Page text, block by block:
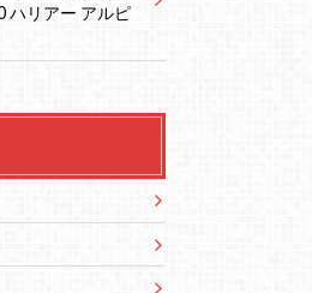
ハリアー アルピ